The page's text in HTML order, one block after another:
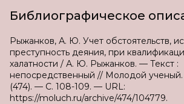
Библиографическое
Рыжанков, А. Ю. Учет обстоятельств,
преступность деяния, при
халатности / А. Ю. Рыжанков. — Текст :
непосредственный // Молодой
(474). — С. 108-109. — URL:
https://moluch.ru/archive/474/104779.